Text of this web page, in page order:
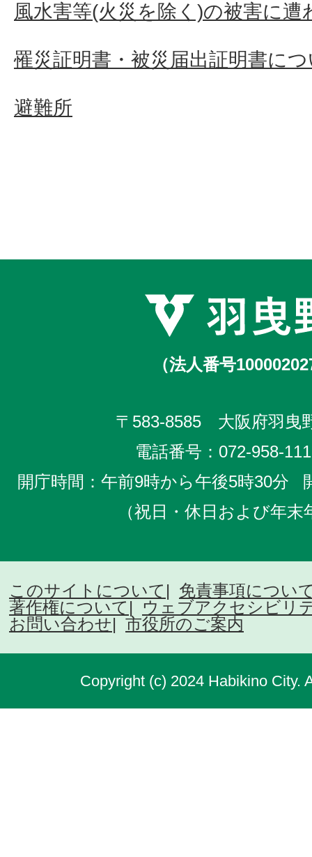
風水害等(火災を除く)の被害に遭
罹災証明書・被災届出証明書に
避難所
（法人番号
〒583-8585 大阪府羽曳
電話番号： 072-958-
開庁時間：午前9時から午後5時30分
（祝日・休日および年
このサイトについて
免責事項につい
著作権について
ウェブアクセシビリ
お問い合わせ
市役所のご案内
Copyright (c) 2024 Habikino City.